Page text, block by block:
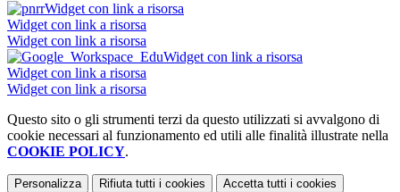
Widget con link a risorsa
Widget con link a risorsa
Widget con link a risorsa
Widget con link a risorsa
Widget con link a risorsa
Widget con link a risorsa
Questo sito o gli strumenti terzi da questo utilizzati si avvalgono di
cookie necessari al funzionamento ed utili alle finalità illustrate nella
COOKIE POLICY.
Personalizza Rifiuta tutti i cookies Accetta tutti i cookies